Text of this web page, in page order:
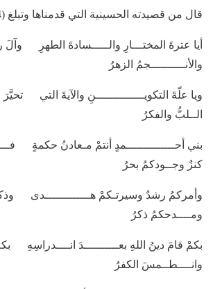
قال من قصيدته الحسينية التي قدمناها وتبلغ (34) بيتاً:
أيا عترةَ المختـــارِ والـــــسادةَ الطهرِ
والأنــــــــــجمُ الزهرُ
ويا علّةَ التكويــــــــــــــنِ والآيةَ التي تحيَّرَ
الــلبُّ والفكرُ
بني أحــــــــــــــمدٍ أنتمْ مـعادنُ حكمةٍ
كنزٌ وجــودكمُ بحرُ
وأمركمُ رشدٌ وسيرتـكمْ هـــــــــــــدى
ومــــدحكمُ ذكرُ
بكمْ قامَ دينُ اللهِ بعــــــــــدَ انــــدراسِهِ
وانــــطــمسَ الكفرُ